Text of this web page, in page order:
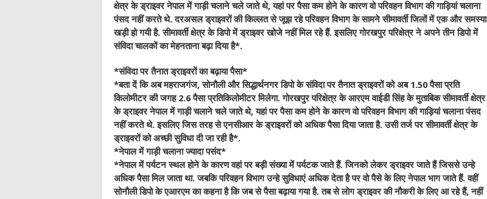
क्षेत्र के ड्राइवर नेपाल में गाड़ी चलाने चले जाते थे, यहां पर पैसा कम होने के कारण वो परिवहन विभाग की गाड़ियां चलाना
पंसद नहीं करते थे. दरअसल ड्राइवरों की किल्लत से जूझ रहे परिवहन विभाग के सामने सीमावर्ती जिलों में एक और समस्या
खड़ी हो गयी है. सीमावर्ती क्षेत्र के डिपो में ड्राइवर खोजे नहीं मिल रहे हैं. इसलिए गोरखपुर परिक्षेत्र ने अपने तीन डिपो में
संविदा चालकों का मेहनताना बढ़ा दिया है*.
*संविदा पर तैनात ड्राइवरों का बढ़ाया पैसा*
*बता दें कि अब महराजगंज, सोनौली और सिद्धार्थनगर डिपो के संविदा पर तैनात ड्राइवरों को अब 1.50 पैसा प्रति
किलोमीटर की जगह 2.6 पैसा प्रतिकिलोमीटर मिलेगा. गोरखपुर परिक्षेत्र के आरएम वाईडी सिंह के मुताबिक सीमावर्ती क्षेत्र
के ड्राइवर नेपाल में गाड़ी चलाने चले जाते थे, यहां पर पैसा कम होने के कारण वो परिवहन विभाग की गाड़ियां चलाना पंसद
नहीं करते थे. इसलिए जिस तरह से एनसीआर के ड्राइवरों को अधिक पैसा दिया जाता है. उसी तर्ज पर सीमावर्ती क्षेत्र के
ड्राइवरों को अच्छी सुविधा दी जा रही है*.
*नेपाल में गाड़ी चलाना ज्यादा पसंद*
*नेपाल में पर्यटन स्थल होने के कारण वहां पर बड़ी संख्या में पर्यटक जाते हैं. जिनको लेकर ड्राइवर जाते हैं जिससे उन्हे
अधिक पैसा मिल जाता था. जबकि परिवहन विभाग उन्हे सुविधाएं अधिक देता है पर वो पैसे के लिए नेपाल भाग जाते हैं. वहीं
सोनौली डिपो के एआरएम का कहना है कि जब से पैसा बढ़ाया गया है. तब से लोग ड्राइवर की नौकरी के लिए आ रहे हैं, नहीं